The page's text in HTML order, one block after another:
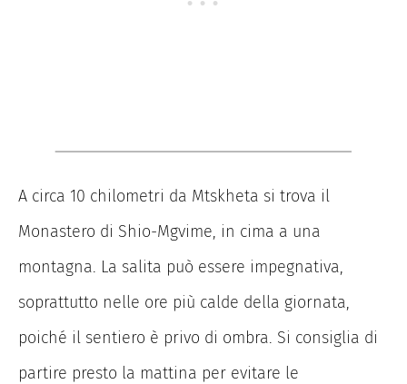
A circa 10 chilometri da Mtskheta si trova il
Monastero di Shio-Mgvime, in cima a una
montagna. La salita può essere impegnativa,
soprattutto nelle ore più calde della giornata,
poiché il sentiero è privo di ombra. Si consiglia di
partire presto la mattina per evitare le